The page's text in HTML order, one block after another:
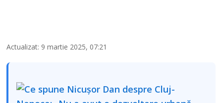
Actualizat: 9 martie 2025, 07:21